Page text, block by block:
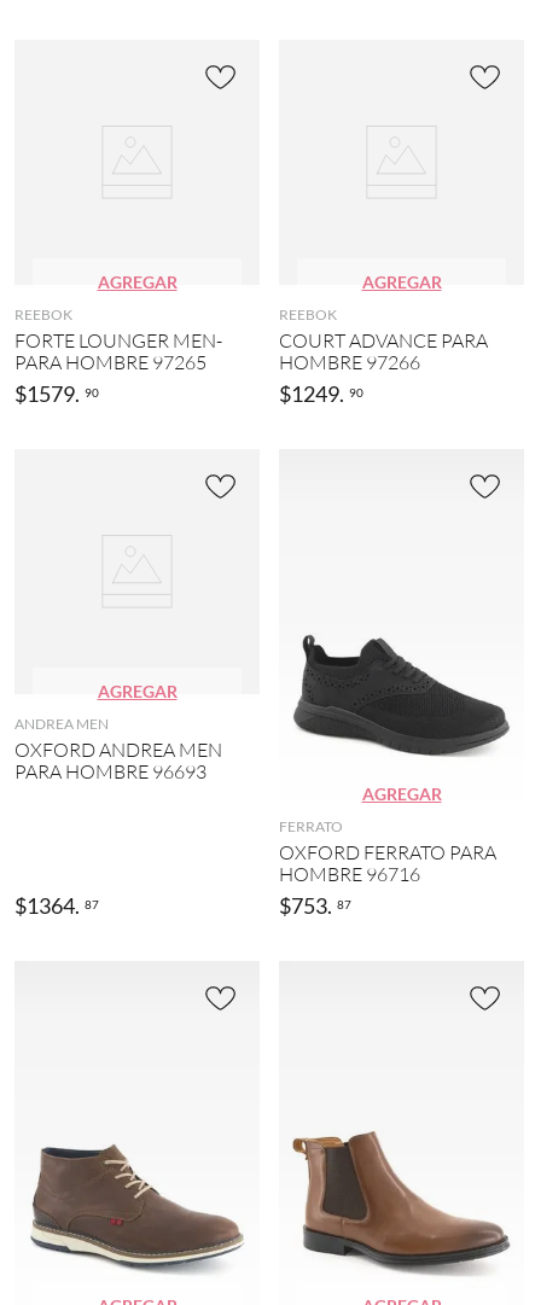
AGREGAR
REEBOK
FORTE LOUNGER MEN-
PARA HOMBRE 97265
$1579. 90
AGREGAR
REEBOK
COURT ADVANCE PARA
HOMBRE 97266
$1249. 90
AGREGAR
ANDREA MEN
OXFORD ANDREA MEN
PARA HOMBRE 96693
$1364. 87
AGREGAR
FERRATO
OXFORD FERRATO PARA
HOMBRE 96716
$753. 87